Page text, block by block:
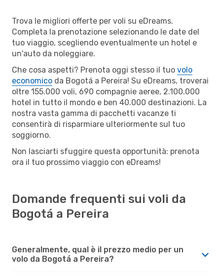
Trova le migliori offerte per voli su eDreams.
Completa la prenotazione selezionando le date del
tuo viaggio, scegliendo eventualmente un hotel e
un'auto da noleggiare.
Che cosa aspetti? Prenota oggi stesso il tuo volo
economico da Bogotá a Pereira! Su eDreams, troverai
oltre 155.000 voli, 690 compagnie aeree, 2.100.000
hotel in tutto il mondo e ben 40.000 destinazioni. La
nostra vasta gamma di pacchetti vacanze ti
consentirà di risparmiare ulteriormente sul tuo
soggiorno.
Non lasciarti sfuggire questa opportunità: prenota
ora il tuo prossimo viaggio con eDreams!
Domande frequenti sui voli da
Bogotá a Pereira
Generalmente, qual è il prezzo medio per un
volo da Bogotá a Pereira?